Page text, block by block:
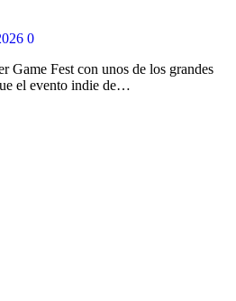
0
Game Fest con unos de los grandes
el evento indie de…